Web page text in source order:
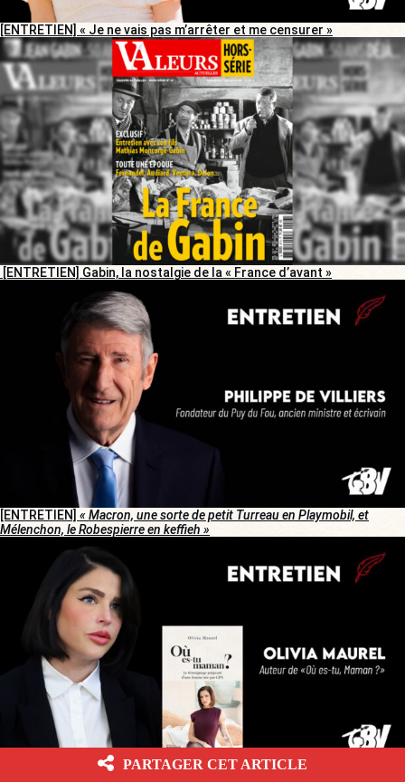
[ENTRETIEN] « Je ne vais pas m’arrêter et me censurer »
[ENTRETIEN] Gabin, la nostalgie de la « France d’avant »
[ENTRETIEN] « Macron, une sorte de petit Turreau en Playmobil, et
Mélenchon, le Robespierre en keffieh »
« Le débat sur la GPA n’est pas théorique : il est déjà en cours »
PARTAGER CET ARTICLE